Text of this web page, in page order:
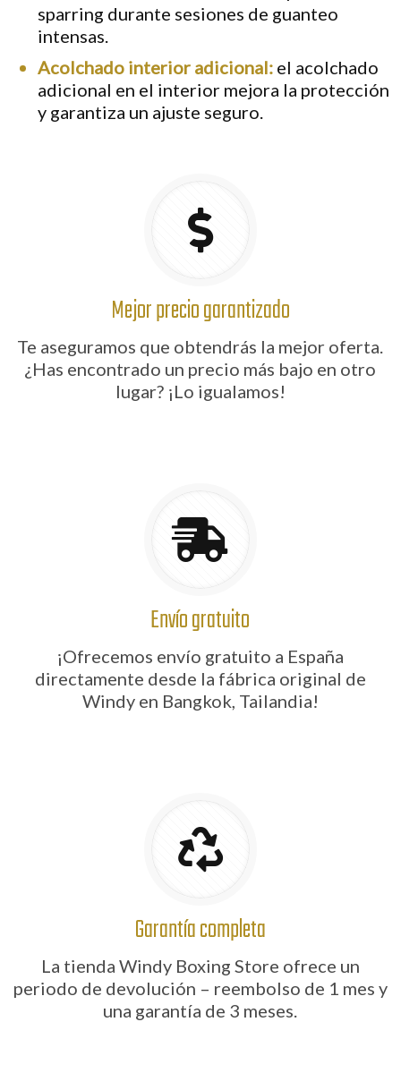
sparring durante sesiones de guanteo
intensas.
Acolchado interior adicional: el acolchado
adicional en el interior mejora la protección
y garantiza un ajuste seguro.
Mejor precio garantizado
Te aseguramos que obtendrás la mejor oferta.
¿Has encontrado un precio más bajo en otro
lugar? ¡Lo igualamos!
Envío gratuito
¡Ofrecemos envío gratuito a España
directamente desde la fábrica original de
Windy en Bangkok, Tailandia!
Garantía completa
La tienda Windy Boxing Store ofrece un
periodo de devolución – reembolso de 1 mes y
una garantía de 3 meses.